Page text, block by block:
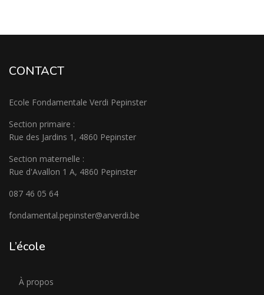
CONTACT
Ecole Fondamentale Verdi Pepinster
Section primaire :
Rue des Jardins 1, 4860 Pepinster
Section maternelle :
Rue d'Avallon 1 A, 4860 Pepinster
087 46 05 64
fondamental.pepinster@arverdi.be
L’école
À propos